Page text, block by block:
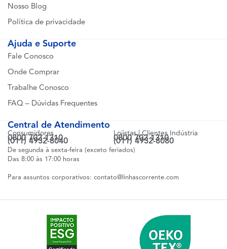
Nosso Blog
Política de privacidade
Ajuda e Suporte
Fale Conosco
Onde Comprar
Trabalhe Conosco
FAQ – Dúvidas Frequentes
Central de Atendimento
Consumidores
0800 702 1310
(011) 4932-8040
Lojistas | Clientes Indústria
0800 702 1310
(011) 4932-8080
De segunda à sexta-feira (exceto feriados)
Das 8:00 às 17:00 horas
Para assuntos corporativos: contato@linhascorrente.com